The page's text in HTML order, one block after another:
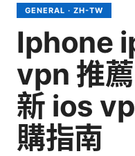
GENERAL · ZH-TW
Iphone
vpn 推
新 ios
購指南